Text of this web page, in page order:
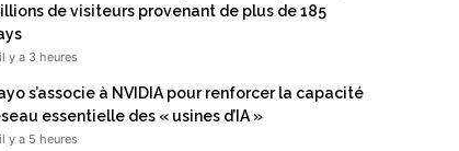
de visiteurs provenant de plus de 185
il y a 3 heures
s’associe à NVIDIA pour renforcer la capacité
essentielle des « usines d’IA »
il y a 5 heures